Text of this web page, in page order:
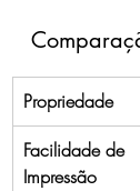
Propriedade
Facilidade de
Impressão